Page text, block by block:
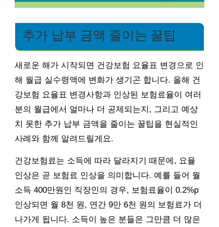
추가 납부 금액 줄이는 꿀팁
새로운 해가 시작되면 건강보험 요율표 변경으로 인
해 월급 실수령액에 변화가 생기곤 합니다. 올해 건
강보험 요율표 변경사항과 인상된 보험료율이 여러
분의 월급에서 얼마나 더 공제되는지, 그리고 예상
치 못한 추가 납부 금액을 줄이는 꿀팁을 현실적인
사례와 함께 알려드릴게요.
건강보험료는 소득에 따라 달라지기 때문에, 요율
인상은 곧 보험료 인상을 의미합니다. 예를 들어 월
소득 400만원인 직장인의 경우, 보험료율이 0.2%p
인상되면 월 8천 원, 연간 9만 6천 원의 보험료가 더
나가게 됩니다. 소득이 높은 분들은 그만큼 더 많은